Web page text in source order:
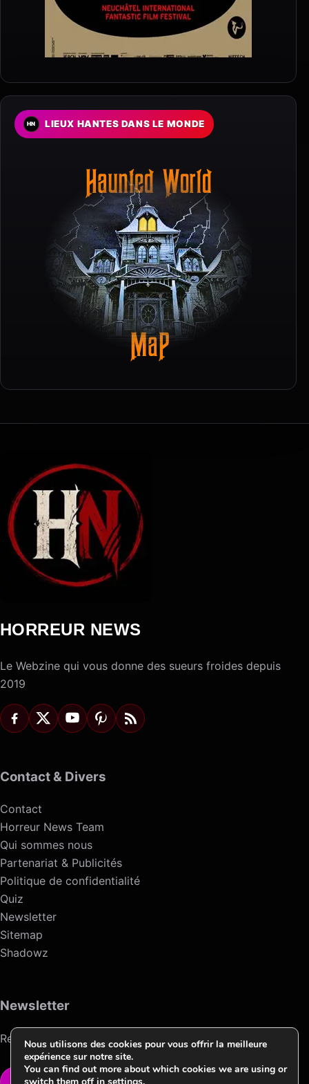
LIEUX HANTES DANS LE MONDE
HORREUR NEWS
Le Webzine qui vous donne des sueurs froides depuis
2019
Contact & Divers
Contact
Horreur News Team
Qui sommes nous
Partenariat & Publicités
Politique de confidentialité
Quiz
Newsletter
Sitemap
Shadowz
Newsletter
Recevez l’actualité de l’horreur chaque semaine.
VOIR LA NEWSLETTER
Nous utilisons des cookies pour vous offrir la meilleure
expérience sur notre site.
You can find out more about which cookies we are using or